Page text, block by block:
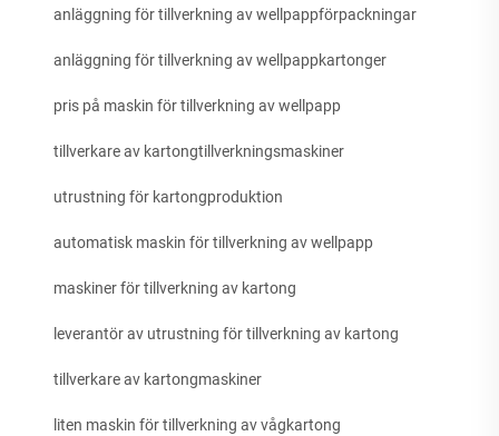
anläggning för tillverkning av wellpappförpackningar
anläggning för tillverkning av wellpappkartonger
pris på maskin för tillverkning av wellpapp
tillverkare av kartongtillverkningsmaskiner
utrustning för kartongproduktion
automatisk maskin för tillverkning av wellpapp
maskiner för tillverkning av kartong
leverantör av utrustning för tillverkning av kartong
tillverkare av kartongmaskiner
liten maskin för tillverkning av vågkartong